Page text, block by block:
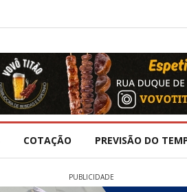
COTAÇÃO PREVISÃO DO
PUBLICIDADE